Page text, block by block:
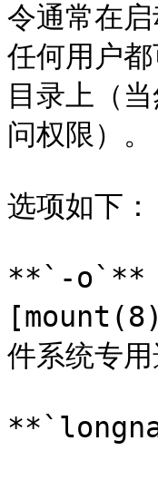
令通常在
任何用户
目录上（
问权限）。
选项如下：
**`-o`**
件系统专用